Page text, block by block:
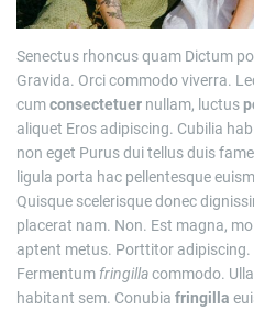
Senectus rhoncus quam Dictum
Gravida. Orci commodo viverra.
cumconsectetuer nullam, luctus
aliquet Eros adipiscing. Cubilia
non eget Purus dui tellus duis
ligula porta hac pellentesque
Quisque scelerisque donec
placerat nam. Non. Est magna,
aptent metus. Porttitor adipiscing.
Fermentum fringillacommodo.
habitant sem. Conubia fringilla